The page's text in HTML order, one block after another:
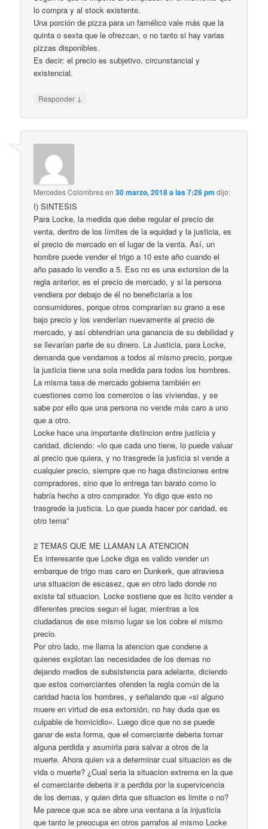
lo compra y al stock existente.
Una porción de pizza para un famélico vale más que la
quinta o sexta que le ofrezcan, o no tanto si hay varias
pizzas disponibles.
Es decir: el precio es subjetivo, circunstancial y
existencial.
Responder ↓
Mercedes Colombresen30 marzo, 2018 a las 7:26 pm dijo:
I) SINTESIS
Para Locke, la medida que debe regular el precio de
venta, dentro de los límites de la equidad y la justicia, es
el precio de mercado en el lugar de la venta. Así, un
hombre puede vender el trigo a 10 este año cuando el
año pasado lo vendio a 5. Eso no es una extorsion de la
regla anterior, es el precio de mercado, y si la persona
vendiera por debajo de él no beneficiaría a los
consumidores, porque otros comprarían su grano a ese
bajo precio y los venderían nuevamente al precio de
mercado, y así obtendrían una ganancia de su debilidad y
se llevarían parte de su dinero. La Justicia, para Locke,
demanda que vendamos a todos al mismo precio, porque
la justicia tiene una sola medida para todos los hombres.
La misma tasa de mercado gobierna también en
cuestiones como los comercios o las viviendas, y se
sabe por ello que una persona no vende más caro a uno
que a otro.
Locke hace una importante distincion entre justicia y
caridad, diciendo: «lo que cada uno tiene, lo puede valuar
al precio que quiera, y no trasgrede la justicia si vende a
cualquier precio, siempre que no haga distinciones entre
compradores, sino que lo entrega tan barato como lo
habría hecho a otro comprador. Yo digo que esto no
trasgrede la justicia. Lo que pueda hacer por caridad, es
otro tema”
2 TEMAS QUE ME LLAMAN LA ATENCION
Es interesante que Locke diga es valido vender un
embarque de trigo mas caro en Dunkerk, que atraviesa
una situacion de escasez, que en otro lado donde no
existe tal situacion. Locke sostiene que es licito vender a
diferentes precios segun el lugar, mientras a los
ciudadanos de ese mismo lugar se los cobre el mismo
precio.
Por otro lado, me llama la atencion que condene a
quienes explotan las necesidades de los demas no
dejando medios de subsistencia para adelante, diciendo
que estos comerciantes ofenden la regla común de la
caridad hacia los hombres, y señalando que «si alguno
muere en virtud de esa extorsión, no hay duda que es
culpable de homicidio». Luego dice que no se puede
ganar de esta forma, que el comerciante deberia tomar
alguna perdida y asumirla para salvar a otros de la
muerte. Ahora quien va a determinar cual situacion es de
vida o muerte? ¿Cual seria la situacion extrema en la que
el comerciante deberia ir a perdida por la supervicencia
de los demas, y quien diria que situacion es limite o no?
Me parece que aca se abre una ventana a la injusticia
que tanto le preocupa en otros parrafos al mismo Locke